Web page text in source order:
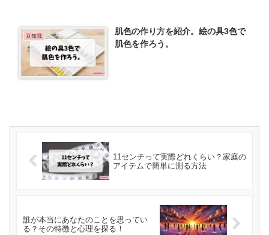
豆知識
肌色の作り方を紹介。絵の具3色で
肌色を作ろう。
11センチって実際どれくらい？家庭の
アイテムで簡単に測る方法
誰が本当にあなたのことを思ってい
る？その特徴と心理を探る！